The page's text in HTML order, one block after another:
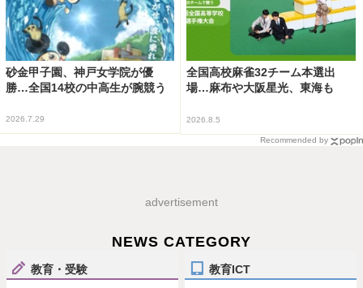
砂金甲子園、神戸女学院が優
勝…全国14校の中高生が腕競う
2026.7.29
全国高校麻雀32チーム本選出
場…麻布や大阪星光、東海も
2026.8.5
Recommended by
advertisement
NEWS CATEGORY
教育・受験 教育ICT